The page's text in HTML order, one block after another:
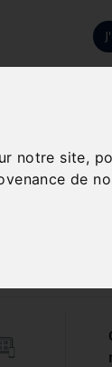
notre site,
de
110CH